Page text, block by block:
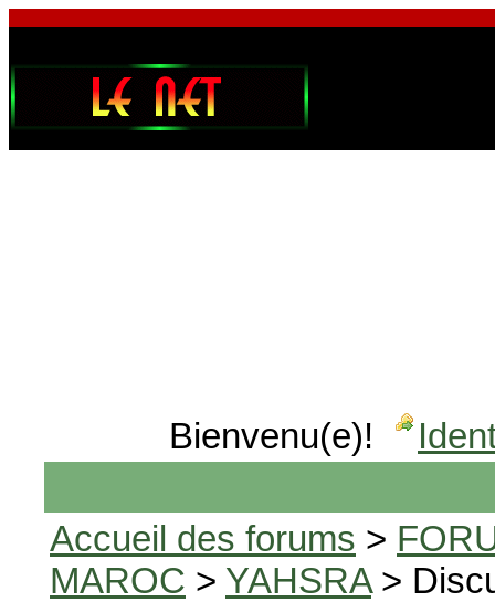
Bienvenu(e)!
Accueil des forums >
MAROC > YAHSRA>